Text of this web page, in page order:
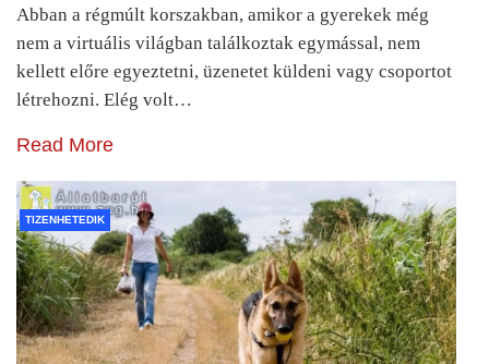
Abban a régmúlt korszakban, amikor a gyerekek még
nem a virtuális világban találkoztak egymással, nem
kellett előre egyeztetni, üzenetet küldeni vagy csoportot
létrehozni. Elég volt…
Read More
TIZENHETEDIK